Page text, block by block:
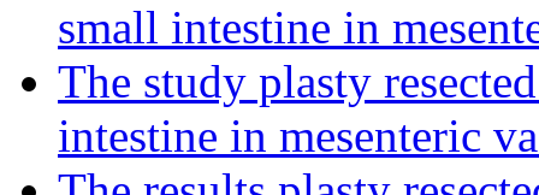
small intestine in
The study plasty
intestine in mesenteric